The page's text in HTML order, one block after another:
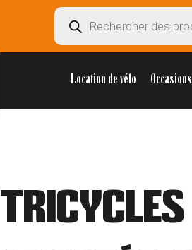
Recherche
produits
Location de vélo Occasions
TRICYCLES